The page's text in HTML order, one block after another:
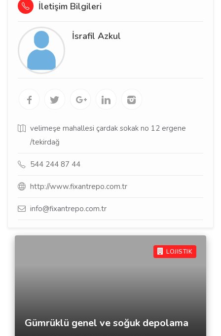
İletişim Bilgileri
İsrafil Azkul
velimeşe mahallesi çardak sokak no 12 ergene
/tekirdağ
544 244 87 44
http://www.fixantrepo.com.tr
info@fixantrepo.com.tr
LOJISTIK
Gümrüklü genel ve soğuk depolama